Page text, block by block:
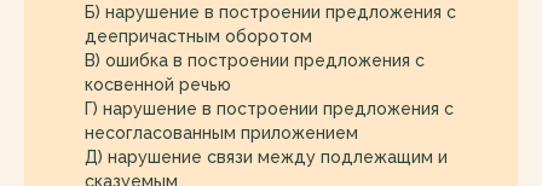
Б) нарушение в построении предложения с
деепричастным оборотом
В) ошибка в построении предложения с
косвенной речью
Г) нарушение в построении предложения с
несогласованным приложением
Д) нарушение связи между подлежащим и
сказуемым